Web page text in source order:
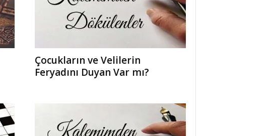
Çocukların ve Velilerin
Feryadını Duyan Var mı?